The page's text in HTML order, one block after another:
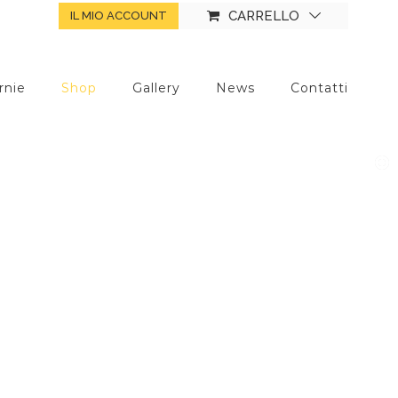
IL MIO ACCOUNT CARRELLO
Shop Gallery News Contatti